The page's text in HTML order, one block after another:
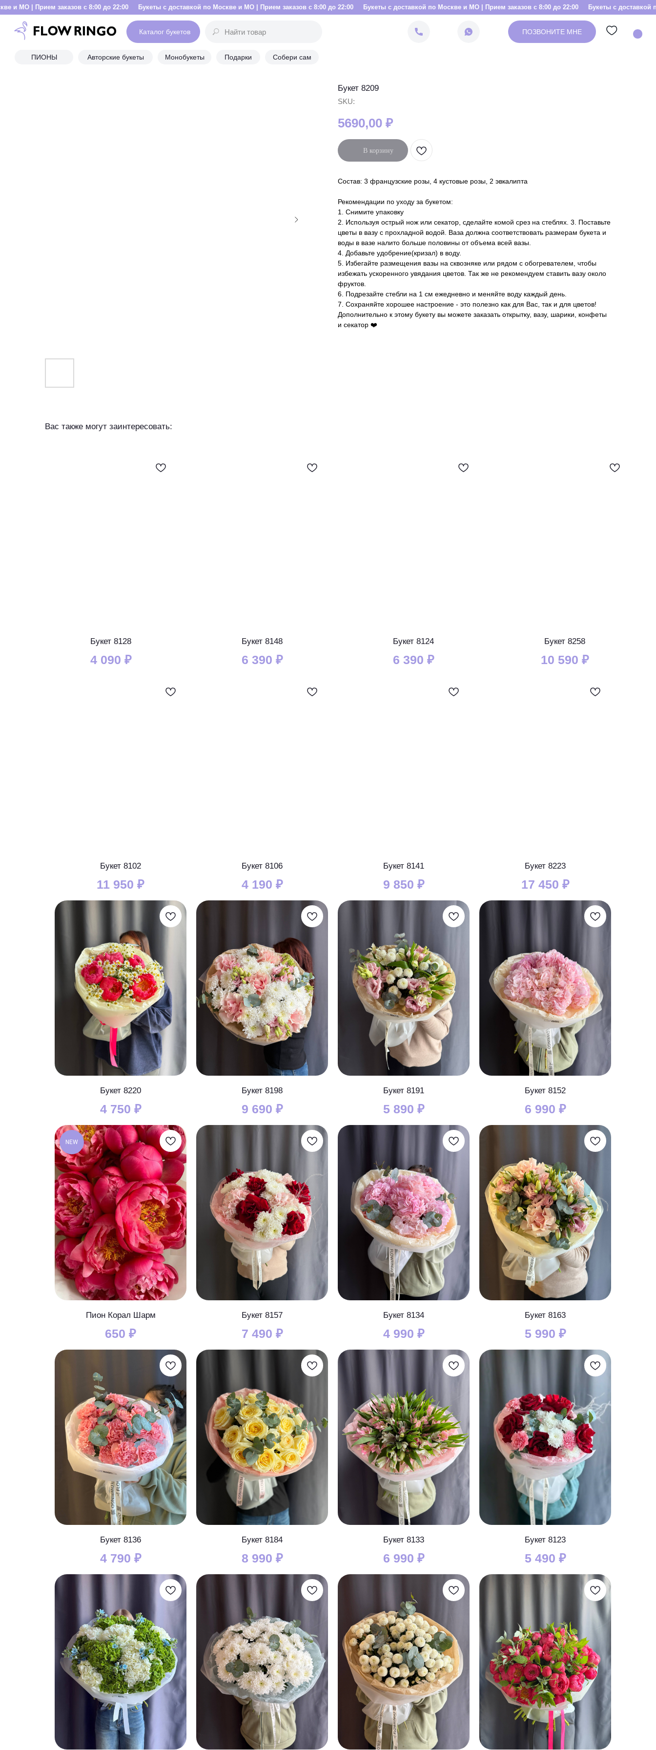
заказов с 8:00 до 22:00 Букеты с доставкой по Москве и МО | Прием заказов с 8:00 до 22:00 Букеты с доставкой по Москве и МО | Прием заказов с 8:00 до 22:00 Букеты с доставкой по Москве и
Монобукеты
ПИОНЫ Авторские букеты
ПОЗВОНИТЕ МНЕ
Каталог букетов
Собери сам
Подарки
Букет 8209
SKU:
5690,00 ₽
В корзину
Состав: 3 французские розы, 4 кустовые розы, 2 эвкалипта
Рекомендации по уходу за букетом:
1. Снимите упаковку
2. Используя острый нож или секатор, сделайте комой срез на стеблях. 3. Поставьте
цветы в вазу с прохладной водой. Ваза должна соответствовать размерам букета и
воды в вазе налито больше половины от объема всей вазы.
4. Добавьте удобрение(кризал) в воду.
5. Избегайте размещения вазы на сквозняке или рядом с обогревателем, чтобы
избежать ускоренного увядания цветов. Так же не рекомендуем ставить вазу около
фруктов.
6. Подрезайте стебли на 1 см ежедневно и меняйте воду каждый день.
7. Сохраняйте хорошее настроение - это полезно как для Вас, так и для цветов!
Дополнительно к этому букету вы можете заказать открытку, вазу, шарики, конфеты
и секатор ❤️
Вас также могут заинтересовать:
Букет 8128
4 090 ₽
Букет 8148
6 390 ₽
Букет 8124
6 390 ₽
Букет 8258
10 590 ₽
Букет 8102
11 950 ₽
Букет 8106
4 190 ₽
Букет 8141
9 850 ₽
Букет 8223
17 450 ₽
Букет 8220
4 750 ₽
Букет 8198
9 690 ₽
Букет 8191
5 890 ₽
Букет 8152
6 990 ₽
NEW
Пион Корал Шарм
650 ₽
Букет 8157
7 490 ₽
Букет 8134
4 990 ₽
Букет 8163
5 990 ₽
Букет 8136
4 790 ₽
Букет 8184
8 990 ₽
Букет 8133
6 990 ₽
Букет 8123
5 490 ₽